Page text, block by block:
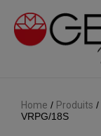
Home / Produits /
VRPG/18S